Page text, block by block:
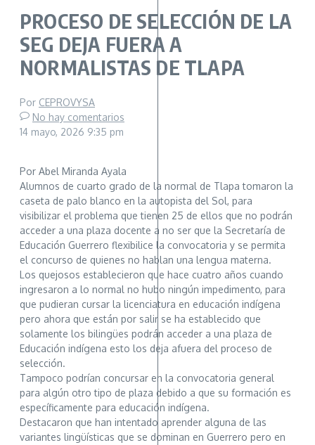
PROCESO DE SELECCIÓN DE LA
SEG DEJA FUERA A
NORMALISTAS DE TLAPA
Por CEPROVYSA
No hay comentarios
14 mayo, 2026 9:35 pm
Por Abel Miranda Ayala
Alumnos de cuarto grado de la normal de Tlapa tomaron la
caseta de palo blanco en la autopista del Sol, para
visibilizar el problema que tienen 25 de ellos que no podrán
acceder a una plaza docente a no ser que la Secretaría de
Educación Guerrero flexibilice la convocatoria y se permita
el concurso de quienes no hablan una lengua materna.
Los quejosos establecieron que hace cuatro años cuando
ingresaron a lo normal no hubo ningún impedimento, para
que pudieran cursar la licenciatura en educación indígena
pero ahora que están por salir se ha establecido que
solamente los bilingües podrán acceder a una plaza de
Educación indígena esto los deja afuera del proceso de
selección.
Tampoco podrían concursar en la convocatoria general
para algún otro tipo de plaza debido a que su formación es
específicamente para educación indígena.
Destacaron que han intentado aprender alguna de las
variantes lingüísticas que se dominan en Guerrero pero en